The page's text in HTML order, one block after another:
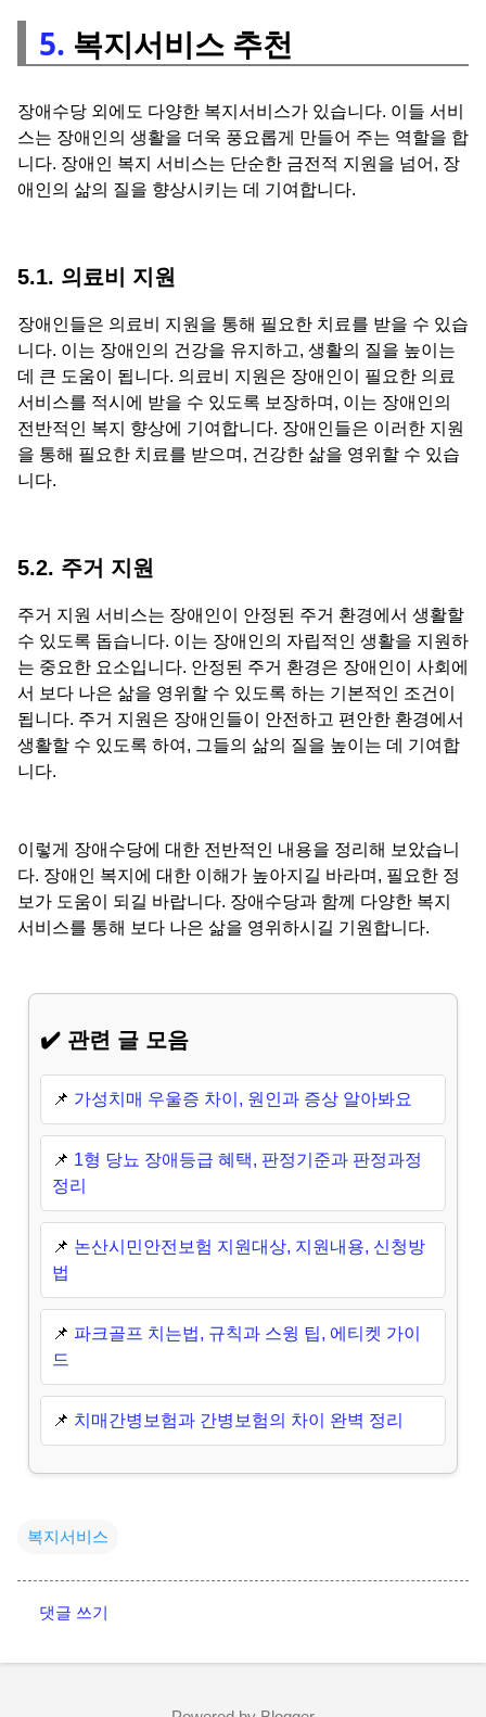
5. 복지서비스 추천
장애수당 외에도 다양한 복지서비스가 있습니다. 이들 서비
스는 장애인의 생활을 더욱 풍요롭게 만들어 주는 역할을 합
니다. 장애인 복지 서비스는 단순한 금전적 지원을 넘어, 장
애인의 삶의 질을 향상시키는 데 기여합니다.
5.1. 의료비 지원
장애인들은 의료비 지원을 통해 필요한 치료를 받을 수 있습
니다. 이는 장애인의 건강을 유지하고, 생활의 질을 높이는
데 큰 도움이 됩니다. 의료비 지원은 장애인이 필요한 의료
서비스를 적시에 받을 수 있도록 보장하며, 이는 장애인의
전반적인 복지 향상에 기여합니다. 장애인들은 이러한 지원
을 통해 필요한 치료를 받으며, 건강한 삶을 영위할 수 있습
니다.
5.2. 주거 지원
주거 지원 서비스는 장애인이 안정된 주거 환경에서 생활할
수 있도록 돕습니다. 이는 장애인의 자립적인 생활을 지원하
는 중요한 요소입니다. 안정된 주거 환경은 장애인이 사회에
서 보다 나은 삶을 영위할 수 있도록 하는 기본적인 조건이
됩니다. 주거 지원은 장애인들이 안전하고 편안한 환경에서
생활할 수 있도록 하여, 그들의 삶의 질을 높이는 데 기여합
니다.
이렇게 장애수당에 대한 전반적인 내용을 정리해 보았습니
다. 장애인 복지에 대한 이해가 높아지길 바라며, 필요한 정
보가 도움이 되길 바랍니다. 장애수당과 함께 다양한 복지
서비스를 통해 보다 나은 삶을 영위하시길 기원합니다.
✔️ 관련 글 모음
📌 가성치매 우울증 차이, 원인과 증상 알아봐요
📌 1형 당뇨 장애등급 혜택, 판정기준과 판정과정
정리
📌 논산시민안전보험 지원대상, 지원내용, 신청방
법
📌 파크골프 치는법, 규칙과 스윙 팁, 에티켓 가이
드
📌 치매간병보험과 간병보험의 차이 완벽 정리
복지서비스
글
댓글 쓰기